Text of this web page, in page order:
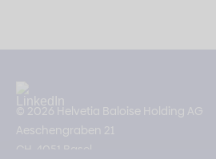
© 2026 Helvetia Baloise Holding AG
Aeschengraben 21
CH-4051 Basel